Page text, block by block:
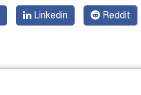
Linkedin Reddit